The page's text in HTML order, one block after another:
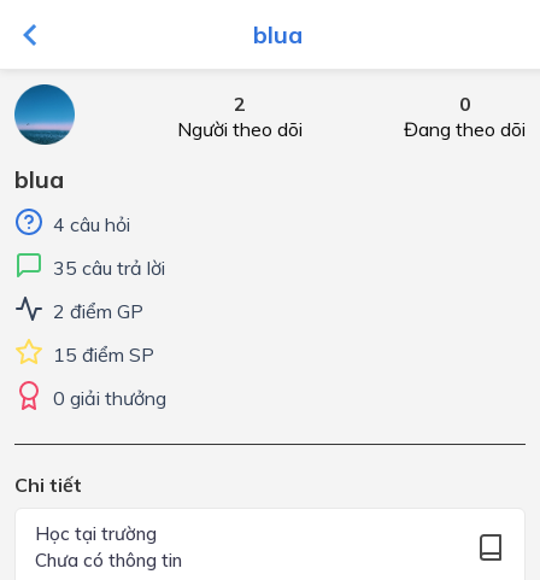
blua
2
Người theo dõi
0
Đang theo dõi
blua
4 câu hỏi
35 câu trả lời
2 điểm GP
15 điểm SP
0 giải thưởng
Chi tiết
Học tại trường
Chưa có thông tin